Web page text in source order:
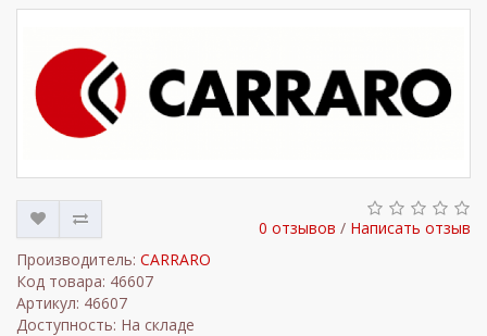
0 отзывов / Написать отзыв
Производитель: CARRARO
Код товара: 46607
Артикул: 46607
Доступность: На складе